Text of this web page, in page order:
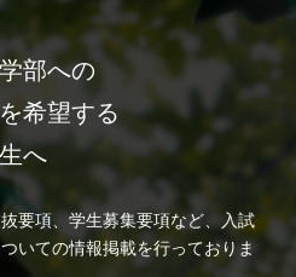
部への
希望する
へ
要項、学生募集要項など、入試
いての情報掲載を行っておりま